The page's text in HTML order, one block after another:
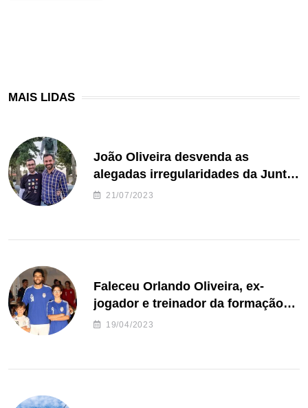
MAIS LIDAS
João Oliveira desvenda as
alegadas irregularidades da Junta
de Freguesia S. João de Ver
21/07/2023
Faleceu Orlando Oliveira, ex-
jogador e treinador da formação
de andebol do Feirense
19/04/2023